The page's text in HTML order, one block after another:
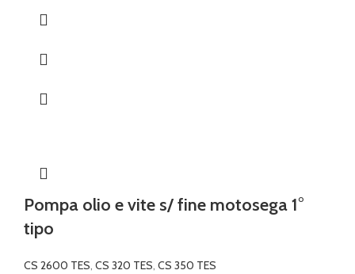
Pompa olio e vite s/ fine motosega 1°
tipo
CS 2600 TES, CS 320 TES, CS 350 TES